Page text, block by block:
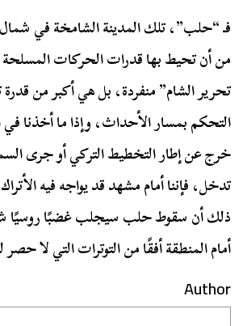
فـ “حلب”، تلك المدينة الشامخة في
من أن تحيط بها قدرات الحركات المسلحة
تحرير الشام” منفردة، بل هي أكبر من
التحكم بمسار الأحداث، وإذا ما أخذنا
خرج عن إطار التخطيط التركي أو جرى
تدخل، فإننا أمام مشهد قد يواجه فيه
ذلك أن سقوط حلب سيجلب غضبًا روسيًا
أمام المنطقة أفقًا من التوترات التي لا حصر
Author